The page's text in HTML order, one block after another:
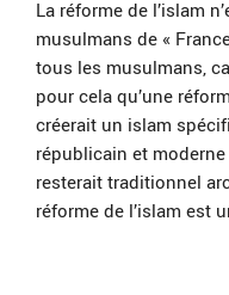
La réforme de l’islam
musulmans de «
tous les musulmans,
pour cela qu’une
créerait un islam
républicain et
resterait traditionnel
réforme de l’islam est